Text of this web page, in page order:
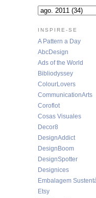
INSPIRE-SE
A Pattern a Day
AbcDesign
Ads of the World
Bibliodyssey
ColourLovers
CommunicationArts
Coroflot
Cosas Visuales
Decor8
DesignAddict
DesignBoom
DesignSpotter
Designices
Embalagem
Etsy